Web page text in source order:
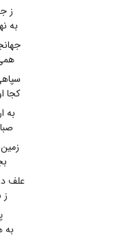
ز
به
کجا
به
علف
به